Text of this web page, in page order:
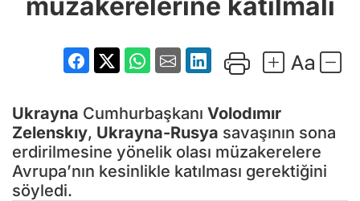
Ukrayna Cumhurbaşkanı Volodımır
Zelenskıy, Ukrayna-Rusya savaşının sona
erdirilmesine yönelik olası müzakerelere
Avrupa’nın kesinlikle katılması gerektiğini
söyledi.